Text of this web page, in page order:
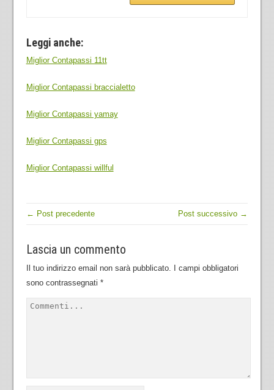
Leggi anche:
Miglior Contapassi 11tt
Miglior Contapassi braccialetto
Miglior Contapassi yamay
Miglior Contapassi gps
Miglior Contapassi willful
← Post precedente Post successivo →
Lascia un commento
Il tuo indirizzo email non sarà pubblicato.
I campi obbligatori
sono contrassegnati *